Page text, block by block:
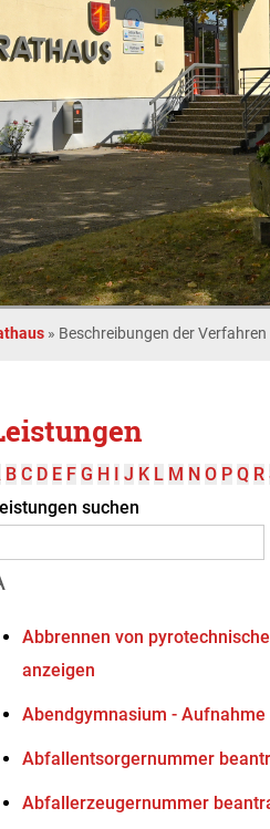
» Beschreibungen der Verfahren
B C D E F G H I J K L M N O P Q R
suchen
Abbrennen von
anzeigen
Abendgymnasium -
Abfallentsorgernummer
Abfallerzeugernummer